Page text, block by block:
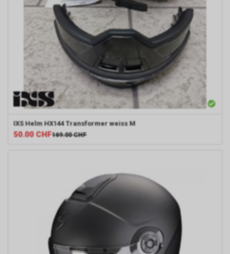
IXS Helm HX144 Transformer weiss M
50.00 CHF169.00 CHF